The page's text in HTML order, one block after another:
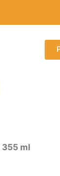
355 ml